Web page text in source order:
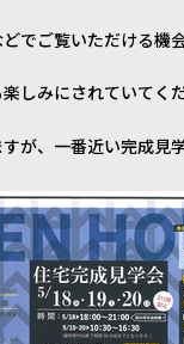
でご覧いただける機
しみにされていてくだ
が、一番近い完成見